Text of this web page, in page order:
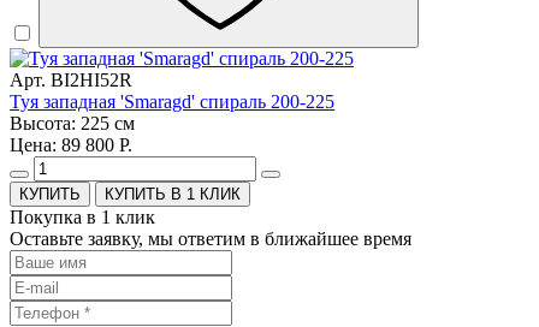
Арт. BI2HI52R
Туя западная 'Smaragd' спираль 200-225
Высота: 225 см
Цена: 89 800 Р.
КУПИТЬ В 1 КЛИК
Покупка в 1 клик
Оставьте заявку, мы ответим в ближайшее время